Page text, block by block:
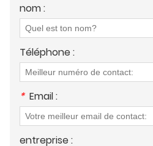
nom :
Téléphone :
* Email :
entreprise :